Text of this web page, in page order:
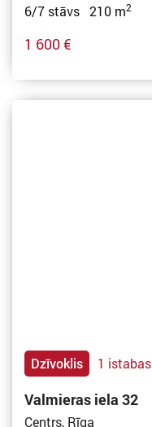
6/7 stāvs 210 m2
1 600 €
Dzīvoklis 1 istabas
Valmieras iela 32
Centrs, Rīga